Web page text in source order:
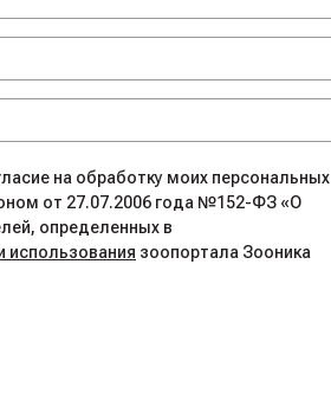
на обработку моих персональных
от 27.07.2006 года №152-ФЗ «О
определенных в
использования зоопортала Зооника